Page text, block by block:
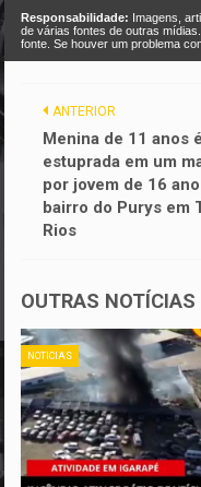
Responsabilidade: Imagens,
de várias fontes de outras
fonte. Se houver um problema
ANTERIOR
Menina de 11 anos é
estuprada em um
por jovem de 16
bairro do Purys em
Rios
OUTRAS
NOTICIAS